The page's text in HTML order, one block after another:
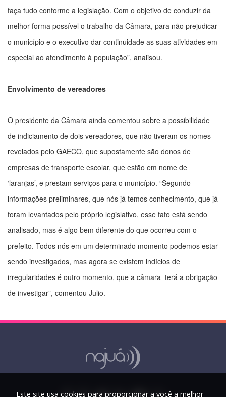
faça tudo conforme a legislação. Com o objetivo de conduzir da
melhor forma possível o trabalho da Câmara, para não prejudicar
o município e o executivo dar continuidade as suas atividades em
especial ao atendimento à população”, analisou.
Envolvimento de vereadores
O presidente da Câmara ainda comentou sobre a possibilidade
de indiciamento de dois vereadores, que não tiveram os nomes
revelados pelo GAECO, que supostamente são donos de
empresas de transporte escolar, que estão em nome de
‘laranjas’, e prestam serviços para o município. “Segundo
informações preliminares, que nós já temos conhecimento, que já
foram levantados pelo próprio legislativo, esse fato está sendo
analisado, mas é algo bem diferente do que ocorreu com o
prefeito. Todos nós em um determinado momento podemos estar
sendo investigados, mas agora se existem indícios de
irregularidades é outro momento, que a câmara terá a obrigação
de investigar”, comentou Julio.
Este site usa cookies para proporcionar a você a melhor